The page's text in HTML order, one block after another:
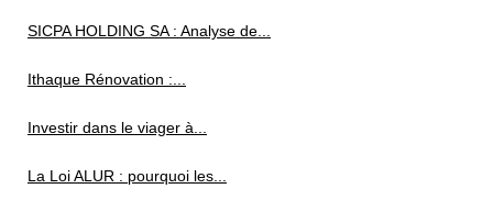
SICPA HOLDING SA : Analyse de...
Ithaque Rénovation :...
Investir dans le viager à...
La Loi ALUR : pourquoi les...